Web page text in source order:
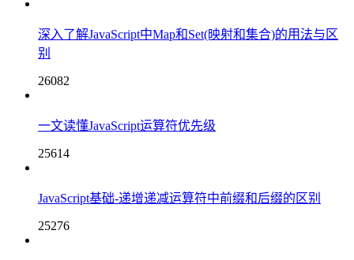
深入了解JavaScript中Map和Set(映射和集合)的用法与区
别
26082
一文读懂JavaScript运算符优先级
25614
JavaScript基础-递增递减运算符中前缀和后缀的区别
25276